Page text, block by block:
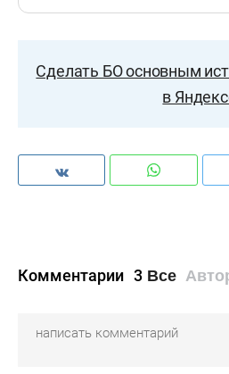
Сделать БО основным
в
Комментарии 3 Все